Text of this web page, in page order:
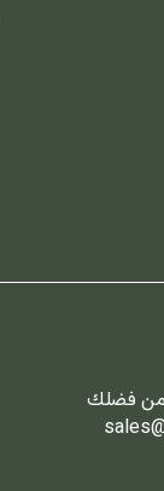
من فضلك